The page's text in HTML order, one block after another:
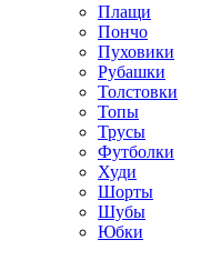
Плащи
Пончо
Пуховики
Рубашки
Толстовки
Топы
Трусы
Футболки
Худи
Шорты
Шубы
Юбки